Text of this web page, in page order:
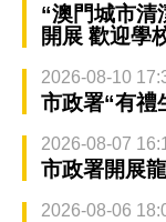
“澳門城市清
開展 歡迎學
2026-08-10
市政署“有禮
2026-08-07
市政署開展
2026-08-06